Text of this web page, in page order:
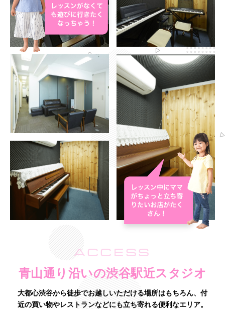
ACCESS
青山通り沿いの渋谷駅近スタジオ
大都心渋谷から徒歩でお越しいただける場所はもちろん、付
近の買い物やレストランなどにも立ち寄れる便利なエリア。